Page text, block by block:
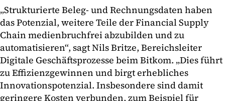
„Strukturierte Beleg- und Rechnungsdaten haben
das Potenzial, weitere Teile der Financial Supply
Chain medienbruchfrei abzubilden und zu
automatisieren“, sagt Nils Britze, Bereichsleiter
Digitale Geschäftsprozesse beim Bitkom. „Dies führt
zu Effizienzgewinnen und birgt erhebliches
Innovationspotenzial. Insbesondere sind damit
geringere Kosten verbunden, zum Beispiel für